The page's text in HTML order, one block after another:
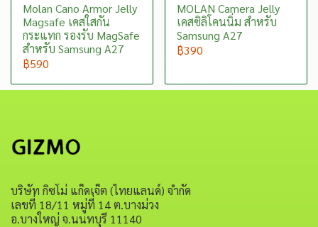
Molan Cano Armor Jelly
Magsafe เคสใสกัน
กระแทก รองรับ MagSafe
สำหรับ Samsung A27
฿590
MOLAN Camera Jelly
เคสซิลิโคนนิ่ม สำหรับ
Samsung A27
฿390
บริษัท กิซโม่ แก็ดเจ็ต (ไทยแลนด์) จำกัด
เลขที่ 18/11 หมู่ที่ 14 ต.บางม่วง
อ.บางใหญ่ จ.นนทบุรี 11140